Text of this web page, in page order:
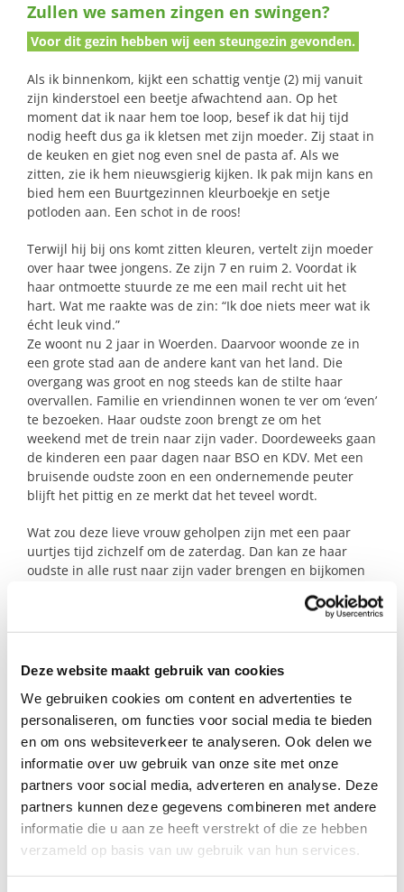
Deze website maakt gebruik van cookies
We gebruiken cookies om content en advertenties te
personaliseren, om functies voor social media te bieden
en om ons websiteverkeer te analyseren. Ook delen we
informatie over uw gebruik van onze site met onze
partners voor social media, adverteren en analyse. Deze
partners kunnen deze gegevens combineren met andere
informatie die u aan ze heeft verstrekt of die ze hebben
verzameld op basis van uw gebruik van hun services.
naar:
Zullen we samen zingen en swingen?
Voor dit gezin hebben wij een steungezin gevonden.
Als ik binnenkom, kijkt een schattig ventje (2) mij vanuit
zijn kinderstoel een beetje afwachtend aan. Op het
moment dat ik naar hem toe loop, besef ik dat hij tijd
nodig heeft dus ga ik kletsen met zijn moeder. Zij staat in
de keuken en giet nog even snel de pasta af. Als we
zitten, zie ik hem nieuwsgierig kijken. Ik pak mijn kans en
bied hem een Buurtgezinnen kleurboekje en setje
potloden aan. Een schot in de roos!
Terwijl hij bij ons komt zitten kleuren, vertelt zijn moeder
over haar twee jongens. Ze zijn 7 en ruim 2. Voordat ik
haar ontmoette stuurde ze me een mail recht uit het
hart. Wat me raakte was de zin: “Ik doe niets meer wat ik
écht leuk vind.”
Ze woont nu 2 jaar in Woerden. Daarvoor woonde ze in
een grote stad aan de andere kant van het land. Die
overgang was groot en nog steeds kan de stilte haar
overvallen. Familie en vriendinnen wonen te ver om ‘even’
te bezoeken. Haar oudste zoon brengt ze om het
weekend met de trein naar zijn vader. Doordeweeks gaan
de kinderen een paar dagen naar BSO en KDV. Met een
bruisende oudste zoon en een ondernemende peuter
blijft het pittig en ze merkt dat het teveel wordt.
Wat zou deze lieve vrouw geholpen zijn met een paar
uurtjes tijd zichzelf om de zaterdag. Dan kan ze haar
oudste in alle rust naar zijn vader brengen en bijkomen
hij graag de kat uit de boom. Zodra zijn nieuwsgierigheid
Lijkt het jou mooi om dit gezin te steunen en dit
muzikale, 2-jarige ventje om de zaterdag een dagdeel op
te vangen? Ik kom graag kennismaken!
Profiel steungezin
Wij zoeken in Woerden (of in de kernen
Harmelen, Kamerik en Zegveld) een